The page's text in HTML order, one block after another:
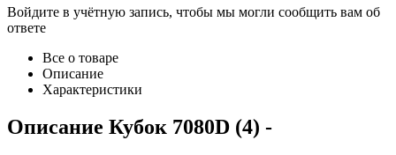
Войдите в учётную запись, чтобы мы могли сообщить вам об
ответе
Все о товаре
Описание
Характеристики
Описание Кубок 7080D (4) -